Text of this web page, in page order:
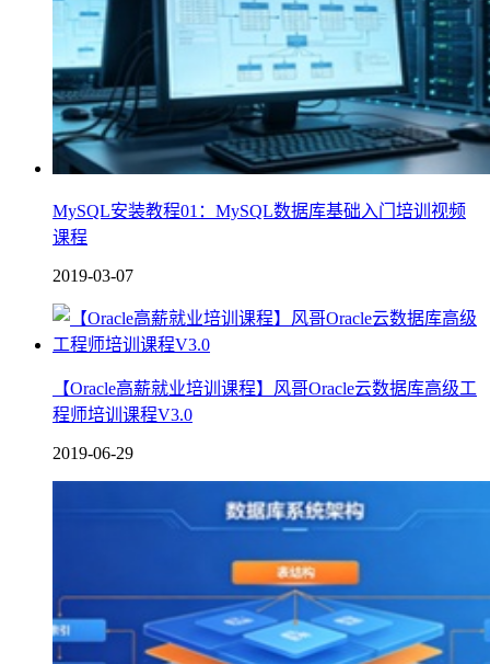
MySQL安装教程01：MySQL数据库基础入门培训视频
课程
2019-03-07
【Oracle高薪就业培训课程】风哥Oracle云数据库高级工
程师培训课程V3.0
2019-06-29